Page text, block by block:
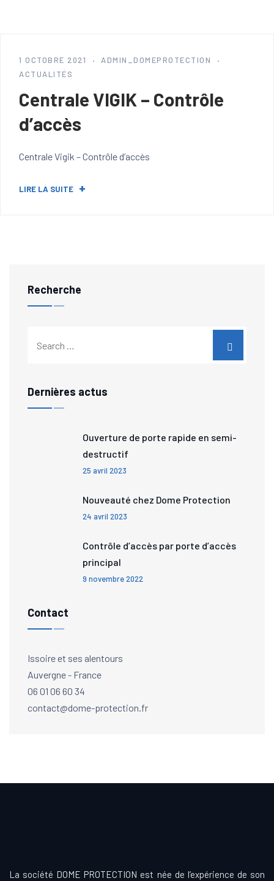
1 OCTOBRE 2021
ADMIN_DOMEPROTECTION
ACTUALITÉS
Centrale VIGIK – Contrôle
d’accès
Centrale Vigik – Contrôle d’accès
LIRE LA SUITE
Recherche
Dernières actus
Ouverture de porte rapide en semi-
destructif
25 avril 2023
Nouveauté chez Dome Protection
24 avril 2023
Contrôle d’accès par porte d’accès
principal
9 novembre 2022
Contact
Issoire et ses alentours
Auvergne - France
06 01 06 60 34
contact@dome-protection.fr
La société DOME PROTECTION est née de l’expérience de son